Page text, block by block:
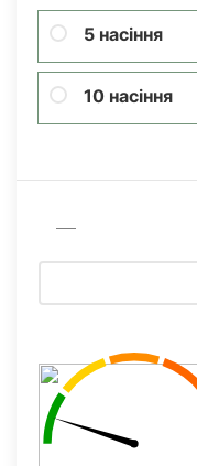
5 насіння
10 насіння